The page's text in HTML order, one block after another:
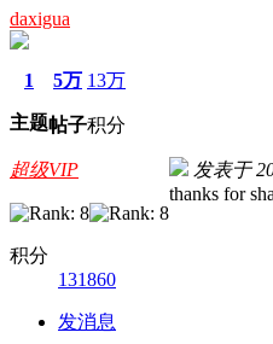
daxigua
1
主题
5万
帖子
13万
积分
超级VIP
积分
131860
发消息
发表于
thanks for